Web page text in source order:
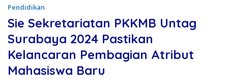
Pendidikan
Sie Sekretariatan PKKMB Untag
Surabaya 2024 Pastikan
Kelancaran Pembagian Atribut
Mahasiswa Baru